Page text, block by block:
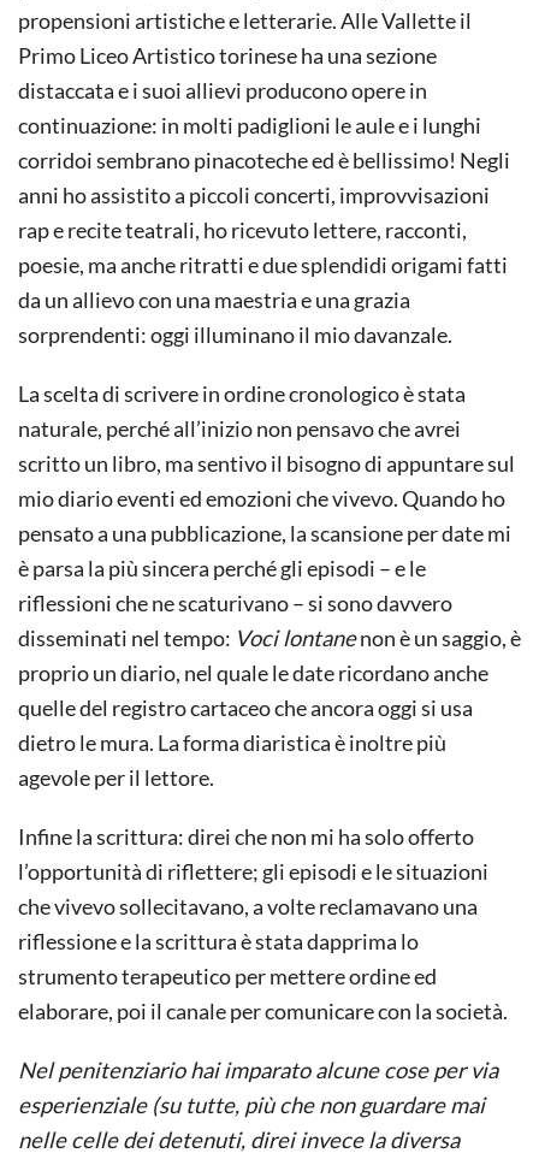
propensioni artistiche e letterarie. Alle Vallette il
Primo Liceo Artistico torinese ha una sezione
distaccata e i suoi allievi producono opere in
continuazione: in molti padiglioni le aule e i lunghi
corridoi sembrano pinacoteche ed è bellissimo! Negli
anni ho assistito a piccoli concerti, improvvisazioni
rap e recite teatrali, ho ricevuto lettere, racconti,
poesie, ma anche ritratti e due splendidi origami fatti
da un allievo con una maestria e una grazia
sorprendenti: oggi illuminano il mio davanzale.
La scelta di scrivere in ordine cronologico è stata
naturale, perché all’inizio non pensavo che avrei
scritto un libro, ma sentivo il bisogno di appuntare sul
mio diario eventi ed emozioni che vivevo. Quando ho
pensato a una pubblicazione, la scansione per date mi
è parsa la più sincera perché gli episodi – e le
riflessioni che ne scaturivano – si sono davvero
disseminati nel tempo: Voci lontanenon è un saggio, è
proprio un diario, nel quale le date ricordano anche
quelle del registro cartaceo che ancora oggi si usa
dietro le mura. La forma diaristica è inoltre più
agevole per il lettore.
Infine la scrittura: direi che non mi ha solo offerto
l’opportunità di riflettere; gli episodi e le situazioni
che vivevo sollecitavano, a volte reclamavano una
riflessione e la scrittura è stata dapprima lo
strumento terapeutico per mettere ordine ed
elaborare, poi il canale per comunicare con la società.
Nel penitenziario hai imparato alcune cose per via
esperienziale (su tutte, più che non guardare mai
nelle celle dei detenuti, direi invece la diversa